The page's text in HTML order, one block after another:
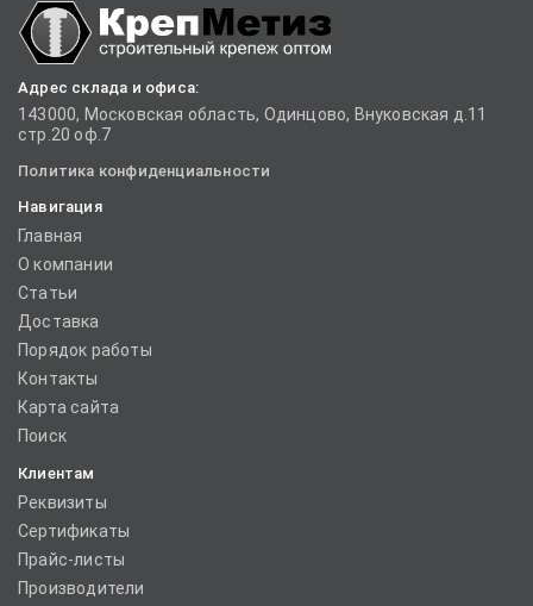
Адрес склада и офиса:
143000, Московская область, Одинцово, Внуковская д.11
стр.20 оф.7
Политика конфиденциальности
Навигация
Главная
О компании
Статьи
Доставка
Порядок работы
Контакты
Карта сайта
Поиск
Клиентам
Реквизиты
Сертификаты
Прайс-листы
Производители